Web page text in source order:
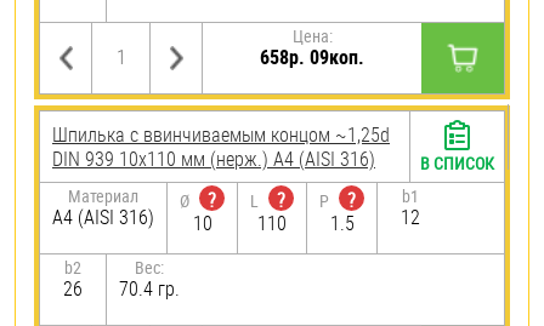
Цена:
658р. 09коп.
Шпилька c ввинчиваемым концом ~1,25d
DIN 939 10х110 мм (нерж.) A4 (AISI 316)
Материал
A4 (AISI 316)
Ø
?
10
L
?
110
P
?
1.5
b1
12
b2
26
Вес:
70.4 гр.
В СПИСОК